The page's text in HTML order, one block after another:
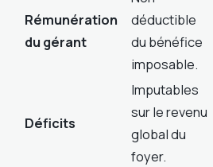
Rémunération
du gérant
déductible
du bénéfice
imposable.
Déficits
Imputables
sur le revenu
global du
foyer.